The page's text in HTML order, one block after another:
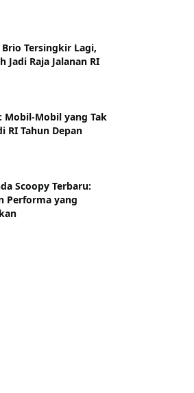
Tersingkir Lagi,
Jadi Raja Jalanan RI
Mobil-Mobil yang Tak
RI Tahun Depan
Scoopy Terbaru:
Performa yang